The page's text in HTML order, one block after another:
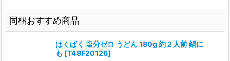
同梱おすすめ商品
はくばく 塩分ゼロ うどん 180g 約２人前 鍋に
も [T48F20126]